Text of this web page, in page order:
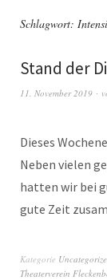
Schlagwort:
Stand der
11. November 2019
Dieses
Neben vielen
hatten wir bei
gute Zeit
Kategorie
Theaterverein